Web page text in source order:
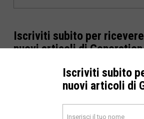
Iscriviti subito per
nuovi articoli di
Iscriviti subito
nuovi articoli di